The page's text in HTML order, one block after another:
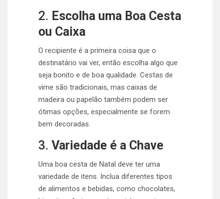
2. Escolha uma Boa Cesta
ou Caixa
O recipiente é a primeira coisa que o
destinatário vai ver, então escolha algo que
seja bonito e de boa qualidade. Cestas de
vime são tradicionais, mas caixas de
madeira ou papelão também podem ser
ótimas opções, especialmente se forem
bem decoradas.
3. Variedade é a Chave
Uma boa cesta de Natal deve ter uma
variedade de itens. Inclua diferentes tipos
de alimentos e bebidas, como chocolates,